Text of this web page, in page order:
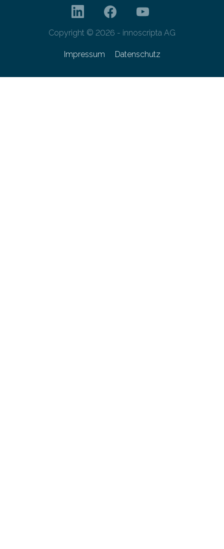
Copyright © 2026 - innoscripta AG
Impressum Datenschutz